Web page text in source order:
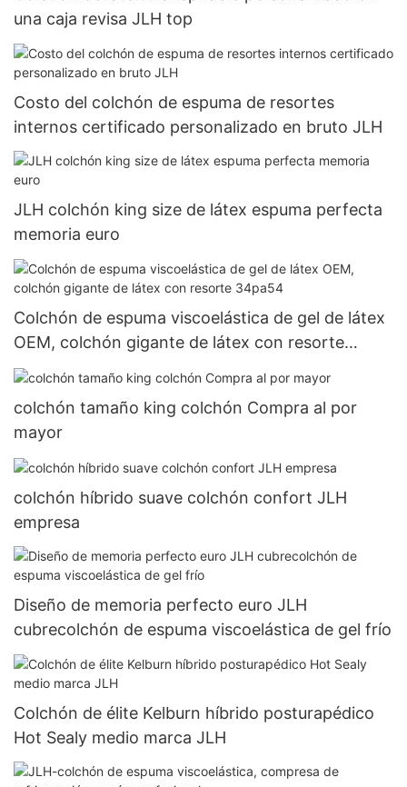
una caja revisa JLH top
Costo del colchón de espuma de resortes
internos certificado personalizado en bruto JLH
JLH colchón king size de látex espuma perfecta
memoria euro
Colchón de espuma viscoelástica de gel de látex
OEM, colchón gigante de látex con resorte
34pa54
colchón tamaño king colchón Compra al por
mayor
colchón híbrido suave colchón confort JLH
empresa
Diseño de memoria perfecto euro JLH
cubrecolchón de espuma viscoelástica de gel frío
Colchón de élite Kelburn híbrido posturapédico
Hot Sealy medio marca JLH